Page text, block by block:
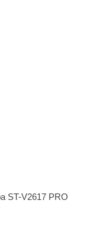
ST-V2617 PRO